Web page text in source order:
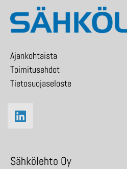
Ajankohtaista
Toimitusehdot
Tietosuojaseloste
Sähkölehto Oy